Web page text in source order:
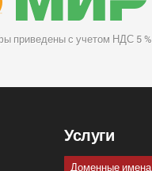
приведены с учетом НДС 5 %
Услуги
Доменные имена